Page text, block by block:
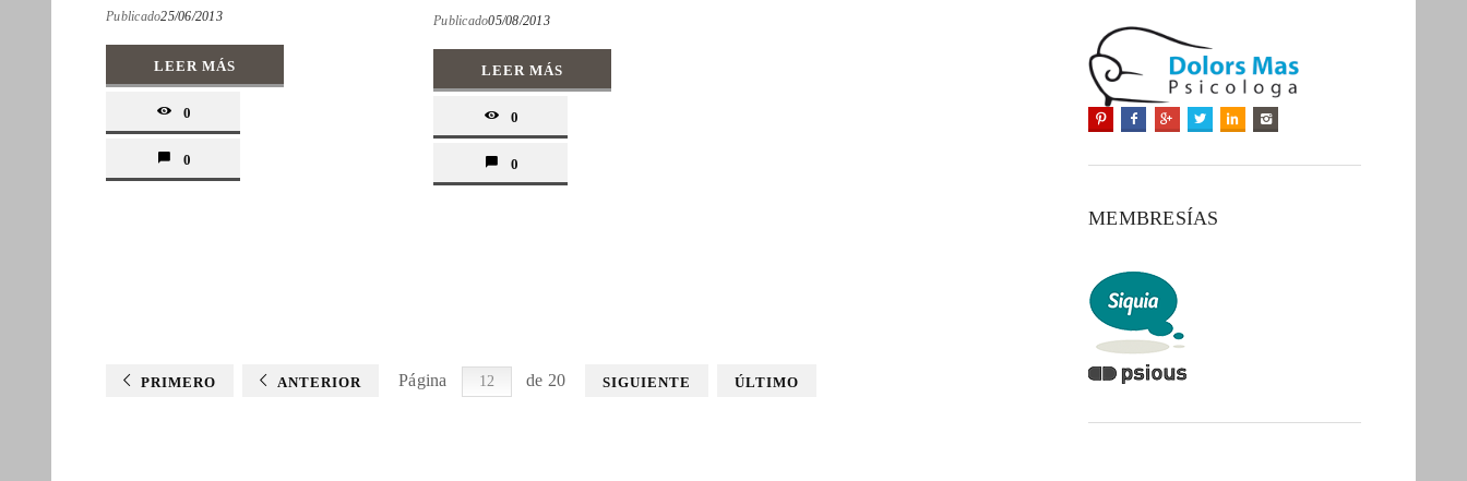
Publicado05/08/2013
LEER MÁS
0
0
Publicado25/06/2013
LEER MÁS
0
0
PRIMERO ANTERIOR Página de 20 SIGUIENTE ÚLTIMO
MEMBRESÍAS